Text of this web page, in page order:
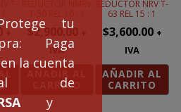
tu
Paga
la cuenta
de
y
$2,900.00
IVA
CARRITO
REDUCTOR NRV T-
63 REL 15 : 1
$3,600.00 +
IVA
AÑADIR AL
CARRITO